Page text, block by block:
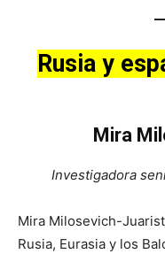
Rusia y
Mira
Investigadora
Mira Milosevich-
Rusia, Eurasia y los